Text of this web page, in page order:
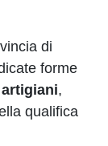
di
forme
,
qualifica